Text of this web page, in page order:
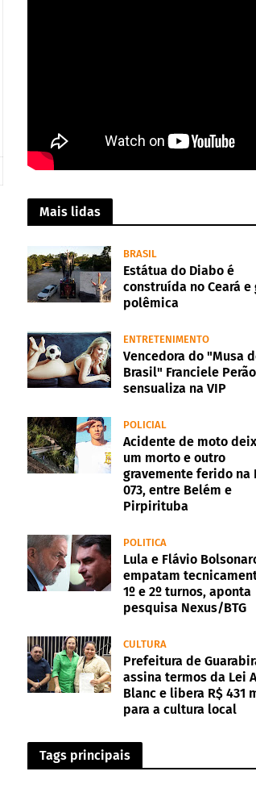
Mais lidas
BRASIL
Estátua do Diabo é
construída no Ceará e
polêmica
ENTRETENIMENTO
Vencedora do "Musa
Brasil" Franciele Perão
sensualiza na VIP
POLICIAL
Acidente de moto
um morto e outro
gravemente ferido na
073, entre Belém e
Pirpirituba
POLITICA
Lula e Flávio
empatam
1º e 2º turnos, aponta
pesquisa Nexus/BTG
CULTURA
Prefeitura de
assina termos da Lei
Blanc e libera R$ 431
para a cultura local
Tags principais